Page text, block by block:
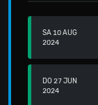
SA 10 AUG
2024
DO 27 JUN
2024